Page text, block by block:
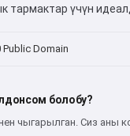
тармактар үчүн
Public Domain
болобу?
чыгарылган. Сиз